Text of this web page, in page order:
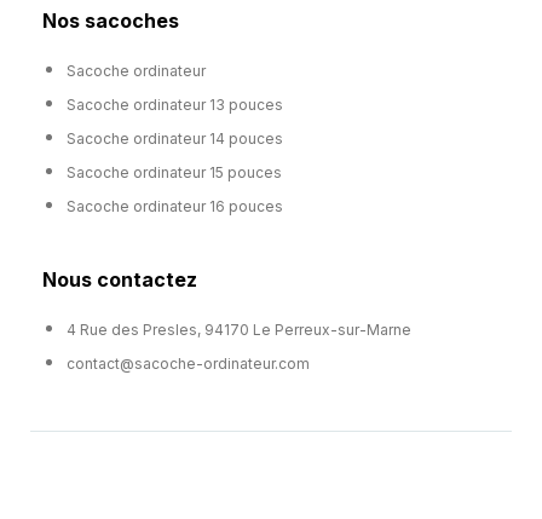
Nos sacoches
Sacoche ordinateur
Sacoche ordinateur 13 pouces
Sacoche ordinateur 14 pouces
Sacoche ordinateur 15 pouces
Sacoche ordinateur 16 pouces
Nous contactez
4 Rue des Presles, 94170 Le Perreux-sur-Marne
contact@sacoche-ordinateur.com